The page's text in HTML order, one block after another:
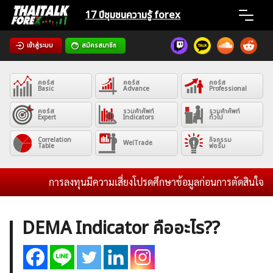
Skip
content
17 ปีชุมชนความรู้ forex
เข้าสู่ระบบ สมัครสมาชิก
Home
News
Articles
VPS Register
ค้นหา
สำหรับ:
คอร์ส
Basic
คอร์ส
Advance
คอร์ส
Professional
คอร์ส
Expert
รวมคำศัพท์
Indicators
รวมคำศัพท์
ทั่วไป
Correlation
Table WelTrade กิจกรรม
ฟอรั่ม
การลงทุนมีความเสี่ยงโปรดศึกษาข้อมูลก่อนการตัดสินใจลง
DEMA Indicator คืออะไร??